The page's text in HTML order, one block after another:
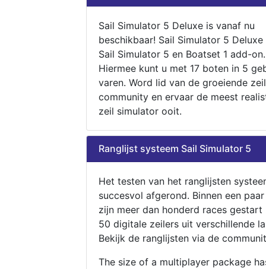
Sail Simulator 5 Deluxe is vanaf nu
beschikbaar! Sail Simulator 5
Sail Simulator 5 en Boatset 1 add-on.
Hiermee kunt u met 17 boten in 5
varen. Word lid van de groeiende zeil
community en ervaar de meest
zeil simulator ooit.
Ranglijst systeem Sail Simulator 5
Het testen van het ranglijsten
succesvol afgerond. Binnen een
zijn meer dan honderd races gestart
50 digitale zeilers uit verschillende
Bekijk de ranglijsten via de
The size of a multiplayer package